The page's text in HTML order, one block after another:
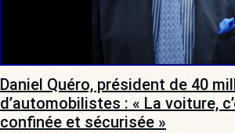
Daniel Quéro, président de 40
d’automobilistes : « La voiture,
confinée et sécurisée »